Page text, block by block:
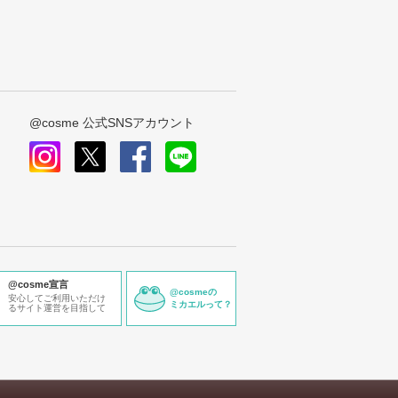
@cosme 公式SNSアカウント
@cosme宣言
安心してご利用いただけ
るサイト運営を目指して
@cosmeの
ミカエルって？